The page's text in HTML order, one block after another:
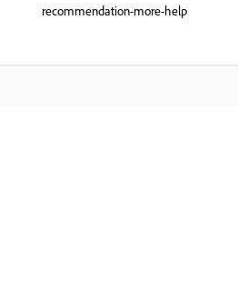
recommendation-more-help